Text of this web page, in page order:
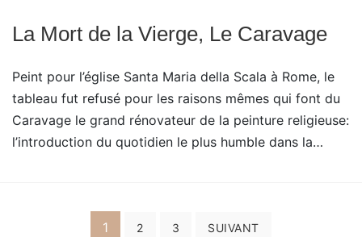
La Mort de la Vierge, Le Caravage
Peint pour l’église Santa Maria della Scala à Rome, le
tableau fut refusé pour les raisons mêmes qui font du
Caravage le grand rénovateur de la peinture religieuse:
l’introduction du quotidien le plus humble dans la…
Pagination
1 2 3 SUIVANT